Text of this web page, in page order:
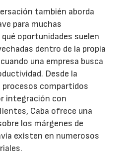
también aborda
para muchas
oportunidades suelen
dentro de la propia
una empresa busca
Desde la
compartidos
integración con
Caba ofrece una
los márgenes de
existen en numerosos